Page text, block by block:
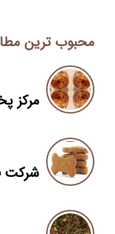
محبوب ترین
مرکز
شرکت